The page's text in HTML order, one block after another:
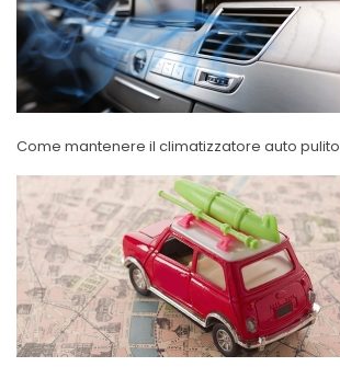
Come mantenere il climatizzatore auto pulito